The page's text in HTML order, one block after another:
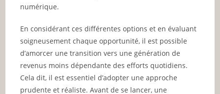
numérique.
En considérant ces différentes options et en évaluant
soigneusement chaque opportunité, il est possible
d’amorcer une transition vers une génération de
revenus moins dépendante des efforts quotidiens.
Cela dit, il est essentiel d’adopter une approche
prudente et réaliste. Avant de se lancer, une